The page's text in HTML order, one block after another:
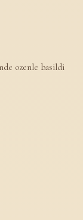
ozenle basildi